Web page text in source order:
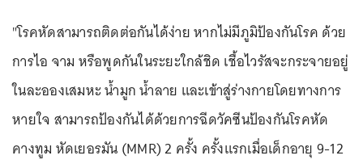
"โรคหัดสามารถติดต่อกันได้ง่าย หากไม่มีภูมิป้องกันโรค ด้วย
การไอ จาม หรือพูดกันในระยะใกล้ชิด เชื้อไวรัสจะกระจายอยู่
ในละอองเสมหะ น้ำมูก น้ำลาย และเข้าสู่ร่างกายโดยทางการ
หายใจ สามารถป้องกันได้ด้วยการฉีดวัคซีนป้องกันโรคหัด
คางทูม หัดเยอรมัน (MMR) 2 ครั้ง ครั้งแรกเมื่อเด็กอายุ 9-12